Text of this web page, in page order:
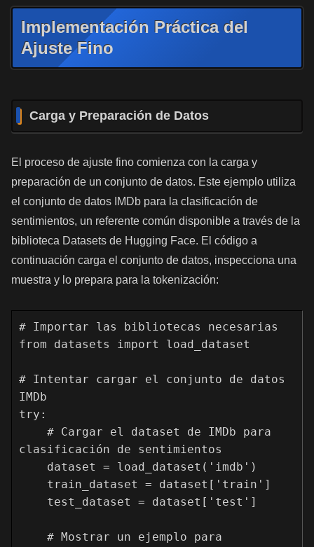
Implementación Práctica del
Ajuste Fino
Carga y Preparación de Datos
El proceso de ajuste fino comienza con la carga y
preparación de un conjunto de datos. Este ejemplo utiliza
el conjunto de datos IMDb para la clasificación de
sentimientos, un referente común disponible a través de la
biblioteca Datasets de Hugging Face. El código a
continuación carga el conjunto de datos, inspecciona una
muestra y lo prepara para la tokenización:
# Importar las bibliotecas necesarias
from datasets import load_dataset
# Intentar cargar el conjunto de datos
IMDb
try:
clasificación de sentimientos